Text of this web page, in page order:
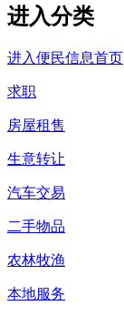
进入分类
进入便民信息首页
求职
房屋租售
生意转让
汽车交易
二手物品
农林牧渔
本地服务